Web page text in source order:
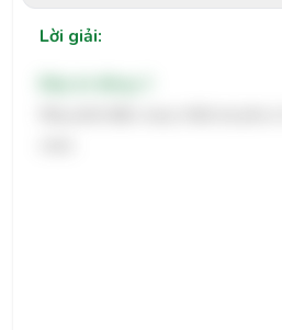
Lời giải: